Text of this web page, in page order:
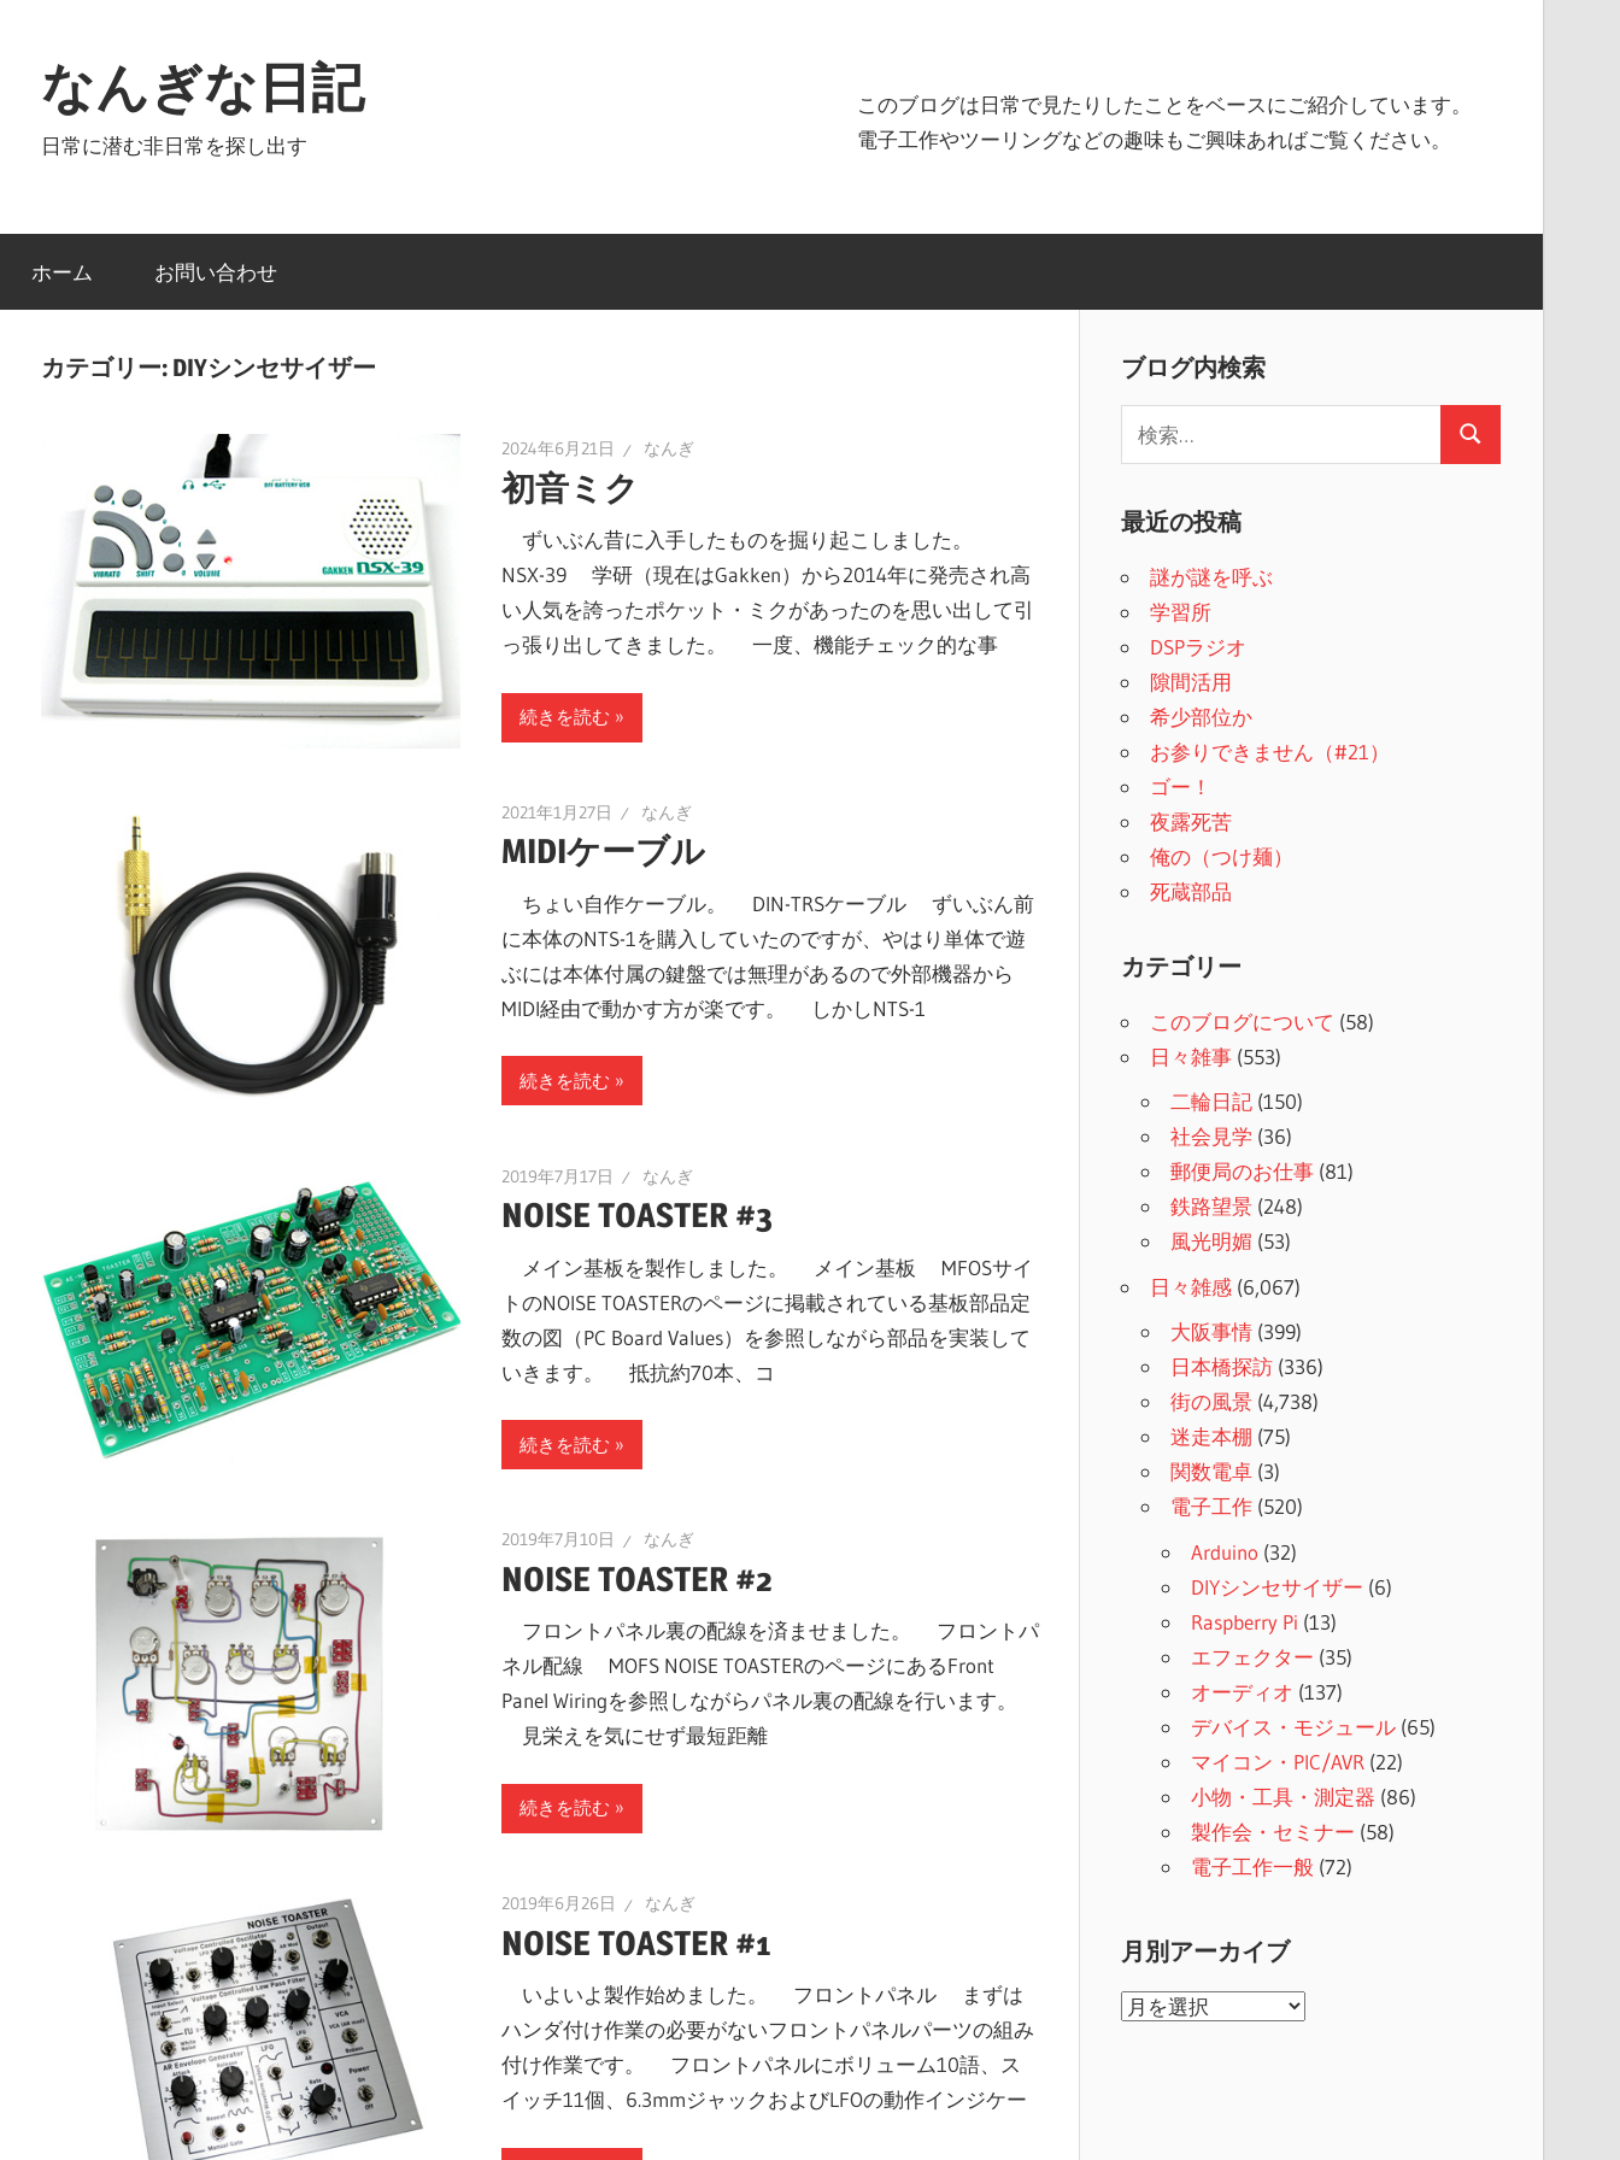
なんぎな日記
日常に潜む非日常を探し出す
このブログは日常で見たりしたことをベースにご紹介しています。
電子工作やツーリングなどの趣味もご興味あればご覧ください。
ホーム お問い合わせ
カテゴリー: DIYシンセサイザー
2024年6月21日 なんぎ
初音ミク
ずいぶん昔に入手したものを掘り起こしました。
NSX-39 学研（現在はGakken）から2014年に発売され高
い人気を誇ったポケット・ミクがあったのを思い出して引
っ張り出してきました。 一度、機能チェック的な事
続きを読む
2021年1月27日 なんぎ
MIDIケーブル
ちょい自作ケーブル。 DIN-TRSケーブル ずいぶん前
に本体のNTS-1を購入していたのですが、やはり単体で遊
ぶには本体付属の鍵盤では無理があるので外部機器から
MIDI経由で動かす方が楽です。 しかしNTS-1
続きを読む
2019年7月17日 なんぎ
NOISE TOASTER #3
メイン基板を製作しました。 メイン基板 MFOSサイ
トのNOISE TOASTERのページに掲載されている基板部品定
数の図（PC Board Values）を参照しながら部品を実装して
いきます。 抵抗約70本、コ
続きを読む
2019年7月10日 なんぎ
NOISE TOASTER #2
フロントパネル裏の配線を済ませました。 フロントパ
ネル配線 MOFS NOISE TOASTERのページにあるFront
Panel Wiringを参照しながらパネル裏の配線を行います。
見栄えを気にせず最短距離
続きを読む
2019年6月26日 なんぎ
NOISE TOASTER #1
いよいよ製作始めました。 フロントパネル まずは
ハンダ付け作業の必要がないフロントパネルパーツの組み
付け作業です。 フロントパネルにボリューム10語、ス
イッチ11個、6.3mmジャックおよびLFOの動作インジケー
ブログ内検索
索
検
最近の投稿
謎が謎を呼ぶ
学習所
DSPラジオ
隙間活用
希少部位か
お参りできません（#21）
ゴー！
夜露死苦
俺の（つけ麺）
死蔵部品
カテゴリー
このブログについて (58)
日々雑事 (553)
二輪日記 (150)
社会見学 (36)
郵便局のお仕事 (81)
鉄路望景 (248)
風光明媚 (53)
日々雑感 (6,067)
大阪事情 (399)
日本橋探訪 (336)
街の風景 (4,738)
迷走本棚 (75)
関数電卓 (3)
電子工作 (520)
Arduino (32)
DIYシンセサイザー (6)
Raspberry Pi (13)
エフェクター (35)
オーディオ (137)
デバイス・モジュール (65)
マイコン・PIC/AVR (22)
小物・工具・測定器 (86)
製作会・セミナー (58)
電子工作一般 (72)
月別アーカイブ
月